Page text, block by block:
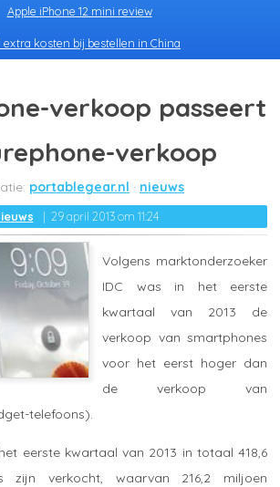
Apple iPhone 12 mini review
extra kosten bij bestellen in China
verkoop passeert
verkoop
portablegear.nl nieuws
29 april 2013 om 11:24
Volgens marktonderzoeker
IDC was in het eerste
kwartaal van 2013 de
verkoop van smartphones
voor het eerst hoger dan
de verkoop van
telefoons).
eerste kwartaal van 2013 in totaal 418,6
zijn verkocht, waarvan 216,2 miljoen